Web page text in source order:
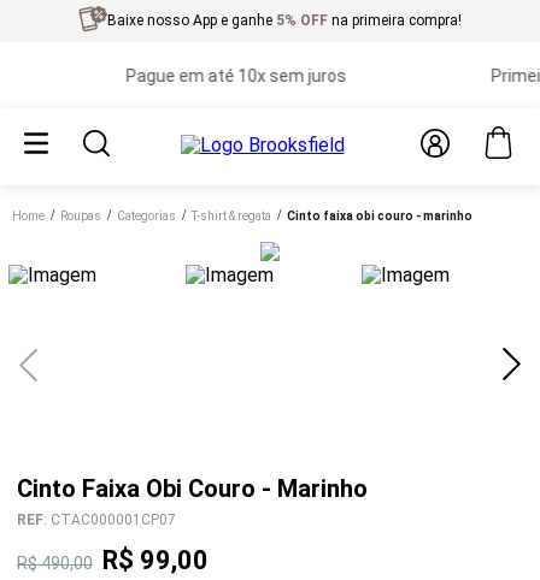
Baixe nosso App e ganhe 5% OFF na primeira compra!
Pague em até 10x sem juros Primeira
Home roupas categorias t-shirt & regata cinto faixa obi couro - marinho
Cinto Faixa Obi Couro - Marinho
REF: CTAC000001CP07
R$490,00 R$ 99,00